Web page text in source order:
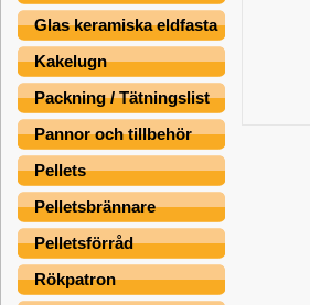
Glas keramiska eldfasta
Kakelugn
Packning / Tätningslist
Pannor och tillbehör
Pellets
Pelletsbrännare
Pelletsförråd
Rökpatron